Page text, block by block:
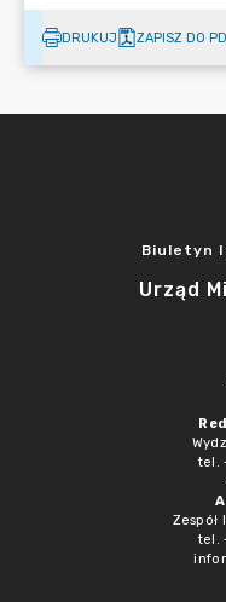
DRUKUJ ZAPISZ DO
Biuletyn
Urząd
tel.
Zespół
tel.